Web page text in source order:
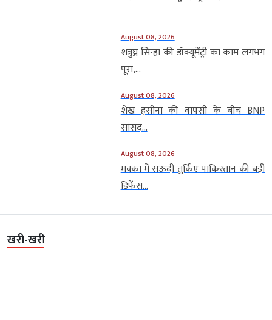
August 08, 2026
शत्रुघ्न सिन्हा की डॉक्यूमेंट्री का काम लगभग
पूरा,...
August 08, 2026
शेख हसीना की वापसी के बीच BNP
सांसद...
August 08, 2026
मक्का में सऊदी तुर्किए पाकिस्तान की बड़ी
डिफेंस...
खरी-खरी